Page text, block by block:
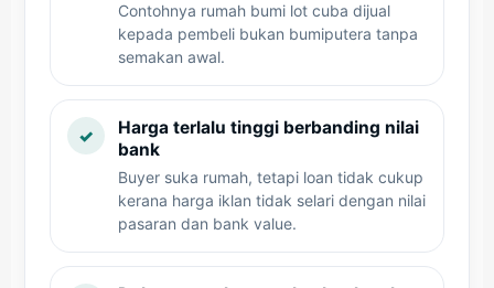
Contohnya rumah bumi lot cuba dijual
kepada pembeli bukan bumiputera tanpa
semakan awal.
✓
Harga terlalu tinggi berbanding nilai
bank
Buyer suka rumah, tetapi loan tidak cukup
kerana harga iklan tidak selari dengan nilai
pasaran dan bank value.